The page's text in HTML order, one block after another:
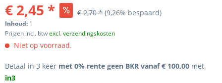
€ 2,45 * € 2,70 * (9,26% bespaard)
Inhoud: 1
Prijzen incl. btwexcl. verzendingskosten
Niet op voorraad.
Betaal in 3 keer met 0% rente geen BKR vanaf € 100,00 met
in3